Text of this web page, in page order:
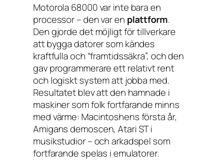
Motorola 68000 var inte bara en
processor – den var en plattform.
Den gjorde det möjligt för tillverkare
att bygga datorer som kändes
kraftfulla och “framtidssäkra”, och den
gav programmerare ett relativt rent
och logiskt system att jobba med.
Resultatet blev att den hamnade i
maskiner som folk fortfarande minns
med värme: Macintoshens första år,
Amigans demoscen, Atari ST i
musikstudior – och arkadspel som
fortfarande spelas i emulatorer.